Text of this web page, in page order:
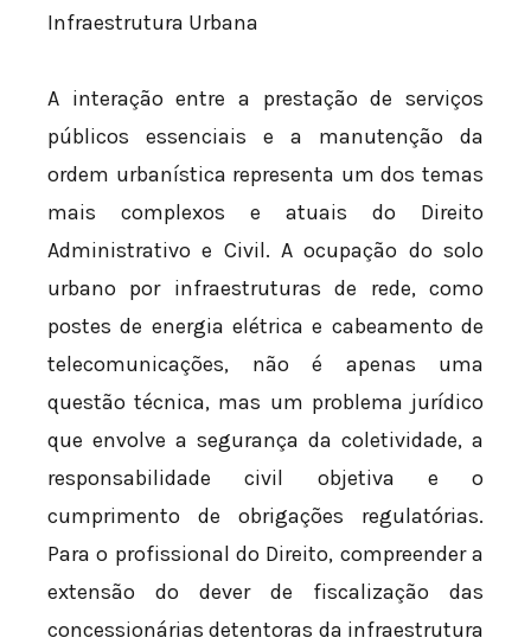
Infraestrutura Urbana
A interação entre a prestação de serviços
públicos essenciais e a manutenção da
ordem urbanística representa um dos temas
mais complexos e atuais do Direito
Administrativo e Civil. A ocupação do solo
urbano por infraestruturas de rede, como
postes de energia elétrica e cabeamento de
telecomunicações, não é apenas uma
questão técnica, mas um problema jurídico
que envolve a segurança da coletividade, a
responsabilidade civil objetiva e o
cumprimento de obrigações regulatórias.
Para o profissional do Direito, compreender a
extensão do dever de fiscalização das
concessionárias detentoras da infraestrutura